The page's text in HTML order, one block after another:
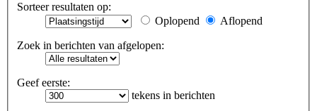
Sorteer resultaten op:
Oplopend
Aflopend
Zoek in berichten van afgelopen:
Geef eerste:
tekens in berichten